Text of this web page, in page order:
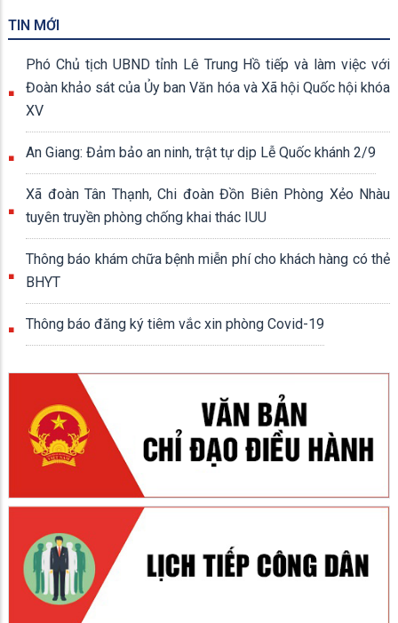
TIN MỚI
Phó Chủ tịch UBND tỉnh Lê Trung Hồ tiếp và làm việc với
Đoàn khảo sát của Ủy ban Văn hóa và Xã hội Quốc hội khóa
XV
An Giang: Đảm bảo an ninh, trật tự dịp Lễ Quốc khánh 2/9
Xã đoàn Tân Thạnh, Chi đoàn Đồn Biên Phòng Xẻo Nhàu
tuyên truyền phòng chống khai thác IUU
Thông báo khám chữa bệnh miễn phí cho khách hàng có thẻ
BHYT
Thông báo đăng ký tiêm vắc xin phòng Covid-19